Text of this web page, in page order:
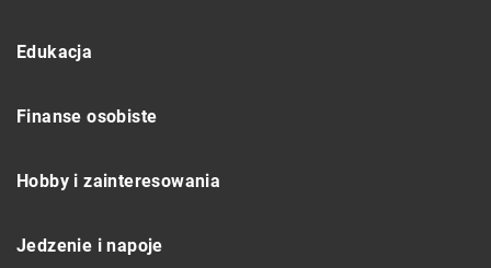
Edukacja
Finanse osobiste
Hobby i zainteresowania
Jedzenie i napoje